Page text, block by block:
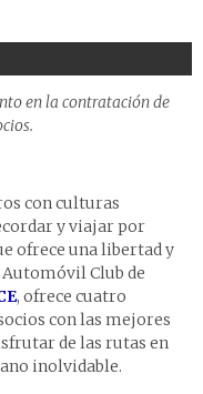
en la contratación de
con culturas
y viajar por
ofrece una libertad y
Club de
, ofrece cuatro
con las mejores
de las rutas en
inolvidable.